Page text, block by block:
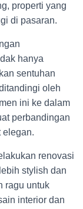
properti yang
di pasaran.
hanya
sentuhan
oleh
ini ke dalam
perbandingan
elegan.
renovasi
stylish dan
ragu untuk
interior dan